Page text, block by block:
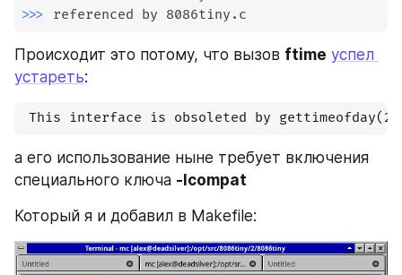
>>> referenced by 8086tiny.c
Происходит это потому, что вызов ftime успел
устареть:
This interface is obsoleted by
а его использование ныне требует включения
специального ключа -lcompat
Который я и добавил в Makefile: